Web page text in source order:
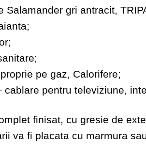
Salamander gri antracit,
pe gaz, Calorifere;
cablare pentru televiziune,
finisat, cu gresie de
va fi placata cu marmura